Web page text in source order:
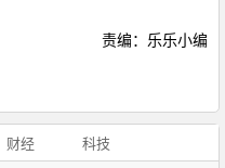
责编：乐乐小编
财经 科技